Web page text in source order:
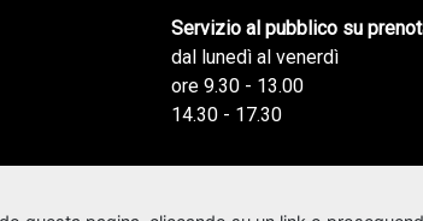
Servizio al pubblico su
dal lunedì al venerdì
ore 9.30 - 13.00
14.30 - 17.30